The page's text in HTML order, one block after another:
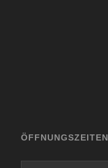
ÖFFNUNGSZEITEN